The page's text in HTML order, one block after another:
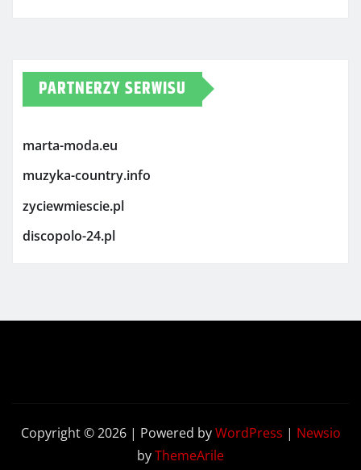
PARTNERZY SERWISU
marta-moda.eu
muzyka-country.info
zyciewmiescie.pl
discopolo-24.pl
Copyright © 2026 | Powered byWordPress | Newsio
byThemeArile